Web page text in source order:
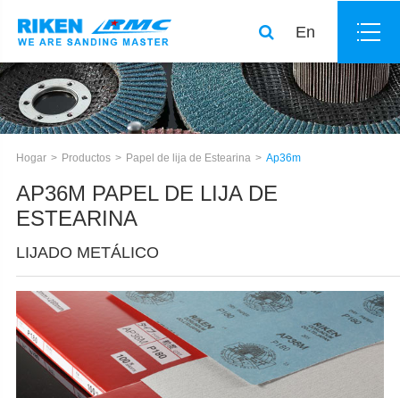
En
Hogar Productos Papel de lija de Estearina Ap36m
AP36M PAPEL DE LIJA DE
ESTEARINA
LIJADO METÁLICO